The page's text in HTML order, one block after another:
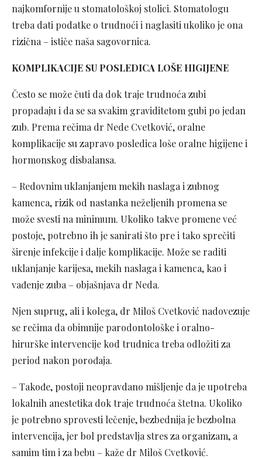
najkomfornije u stomatološkoj stolici. Stomatologu
treba dati podatke o trudnoći i naglasiti ukoliko je ona
rizična – ističe naša sagovornica.
KOMPLIKACIJE SU POSLEDICA LOŠE HIGIJENE
Često se može čuti da dok traje trudnoća zubi
propadaju i da se sa svakim graviditetom gubi po jedan
zub. Prema rečima dr Nede Cvetković, oralne
komplikacije su zapravo posledica loše oralne higijene i
hormonskog disbalansa.
– Redovnim uklanjanjem mekih naslaga i zubnog
kamenca, rizik od nastanka neželjenih promena se
može svesti na minimum. Ukoliko takve promene već
postoje, potrebno ih je sanirati što pre i tako sprečiti
širenje infekcije i dalje komplikacije. Može se raditi
uklanjanje karijesa, mekih naslaga i kamenca, kao i
vađenje zuba – objašnjava dr Neda.
Njen suprug, ali i kolega, dr Miloš Cvetković nadovezuje
se rečima da obimnije parodontološke i oralno-
hirurške intervencije kod trudnica treba odložiti za
period nakon porođaja.
– Takođe, postoji neopravdano mišljenje da je upotreba
lokalnih anestetika dok traje trudnoća štetna. Ukoliko
je potrebno sprovesti lečenje, bezbednija je bezbolna
intervencija, jer bol predstavlja stres za organizam, a
samim tim i za bebu – kaže dr Miloš Cvetković.